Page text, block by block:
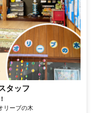
タッフ
リーブの木